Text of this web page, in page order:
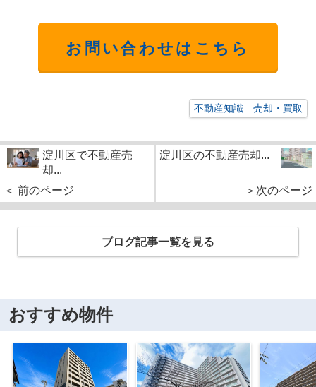
お問い合わせはこちら
不動産知識 売却・買取
淀川区で不動産売
却...
＜ 前のページ
淀川区の不動産売却...
＞次のページ
ブログ記事一覧を見る
おすすめ物件